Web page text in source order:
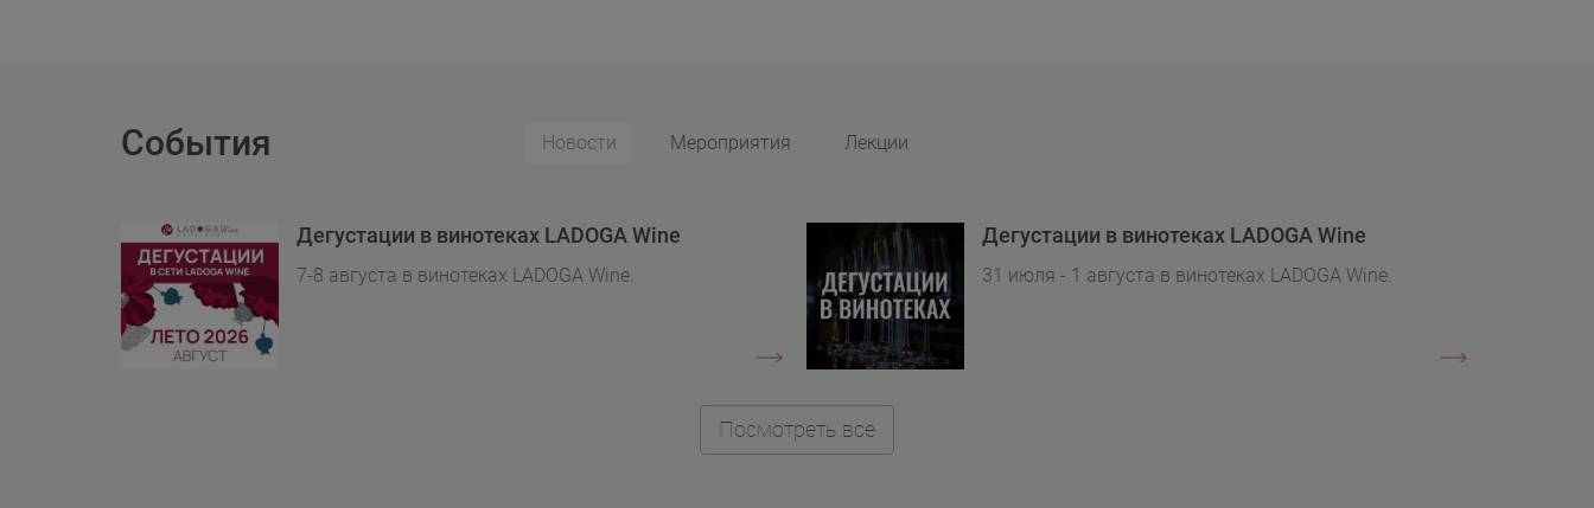
События Новости Мероприятия Лекции
Дегустации в винотеках LADOGA Wine
7-8 августа в винотеках LADOGA Wine.
Дегустации в винотеках LADOGA Wine
31 июля - 1 августа в винотеках LADOGA Wine.
Посмотреть все